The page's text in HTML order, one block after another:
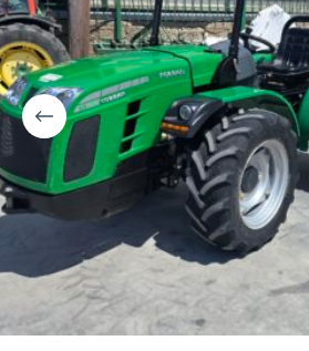
Διεύθυνση Email*
Επιλέξτε την εταιρεία που επιθυμείτε
Επιλέξτε είδος